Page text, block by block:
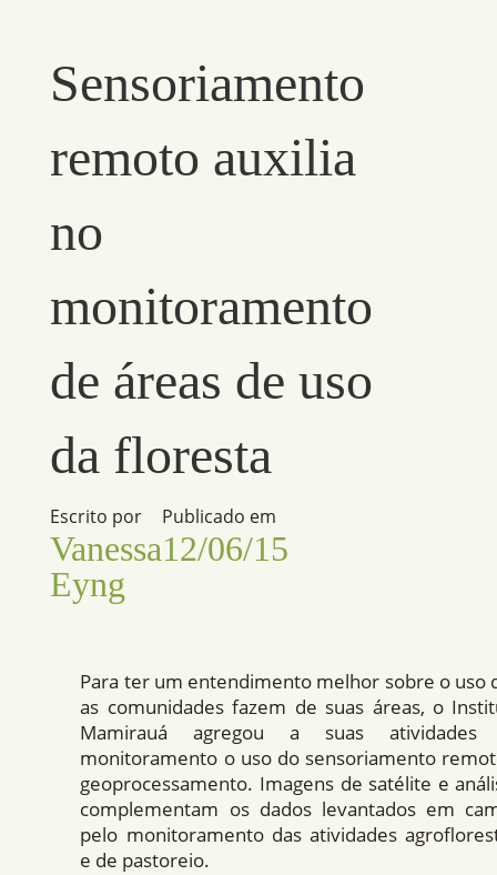
Sensoriamento
remoto auxilia
no
monitoramento
de áreas de uso
da floresta
Escrito por
Vanessa
Eyng
Publicado em
12/06/15
Para ter um entendimento melhor sobre o uso
as comunidades fazem de suas áreas, o
Mamirauá agregou a suas atividades
monitoramento o uso do sensoriamento
geoprocessamento. Imagens de satélite e
complementam os dados levantados em
pelo monitoramento das atividades
e de pastoreio.